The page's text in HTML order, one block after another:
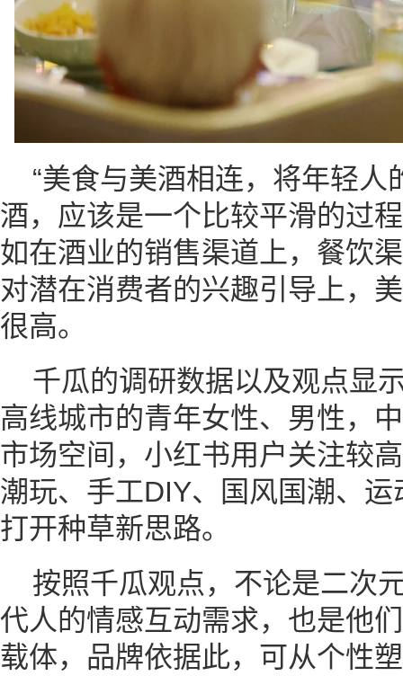
“美食与美酒相连，将年轻人
酒，应该是一个比较平滑的过
如在酒业的销售渠道上，餐饮
对潜在消费者的兴趣引导上，
很高。
千瓜的调研数据以及观点显
高线城市的青年女性、男性，
市场空间，小红书用户关注较
潮玩、手工DIY、国风国潮、
打开种草新思路。
按照千瓜观点，不论是二次
代人的情感互动需求，也是他
载体，品牌依据此，可从个性